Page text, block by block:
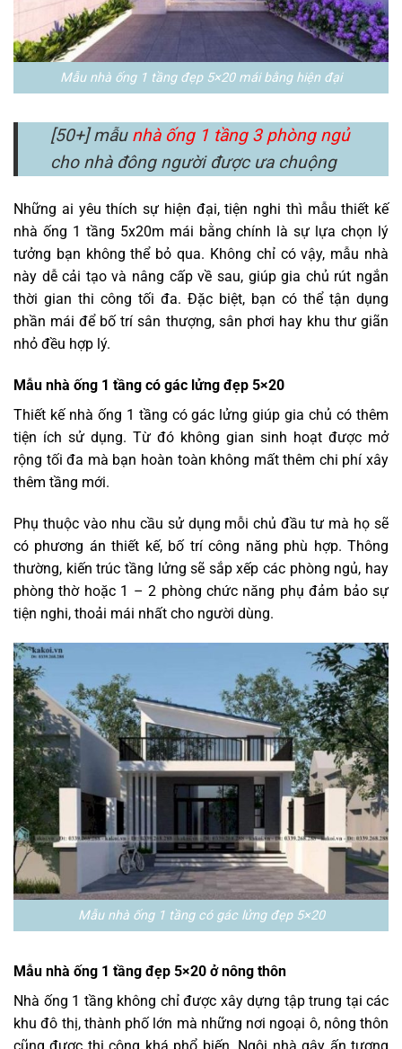
Mẫu nhà ống 1 tầng đẹp 5×20 mái bằng hiện đại
[50+] mẫu nhà ống 1 tầng 3 phòng ngủ
cho nhà đông người được ưa chuộng
Những ai yêu thích sự hiện đại, tiện nghi thì mẫu thiết kế
nhà ống 1 tầng 5x20m mái bằng chính là sự lựa chọn lý
tưởng bạn không thể bỏ qua. Không chỉ có vậy, mẫu nhà
này dễ cải tạo và nâng cấp về sau, giúp gia chủ rút ngắn
thời gian thi công tối đa. Đặc biệt, bạn có thể tận dụng
phần mái để bố trí sân thượng, sân phơi hay khu thư giãn
nhỏ đều hợp lý.
Mẫu nhà ống 1 tầng có gác lửng đẹp 5×20
Thiết kế nhà ống 1 tầng có gác lửng giúp gia chủ có thêm
tiện ích sử dụng. Từ đó không gian sinh hoạt được mở
rộng tối đa mà bạn hoàn toàn không mất thêm chi phí xây
thêm tầng mới.
Phụ thuộc vào nhu cầu sử dụng mỗi chủ đầu tư mà họ sẽ
có phương án thiết kế, bố trí công năng phù hợp. Thông
thường, kiến trúc tầng lửng sẽ sắp xếp các phòng ngủ, hay
phòng thờ hoặc 1 – 2 phòng chức năng phụ đảm bảo sự
tiện nghi, thoải mái nhất cho người dùng.
Mẫu nhà ống 1 tầng có gác lửng đẹp 5×20
Mẫu nhà ống 1 tầng đẹp 5×20 ở nông thôn
Nhà ống 1 tầng không chỉ được xây dựng tập trung tại các
khu đô thị, thành phố lớn mà những nơi ngoại ô, nông thôn
cũng được thi công khá phổ biến. Ngôi nhà gây ấn tượng